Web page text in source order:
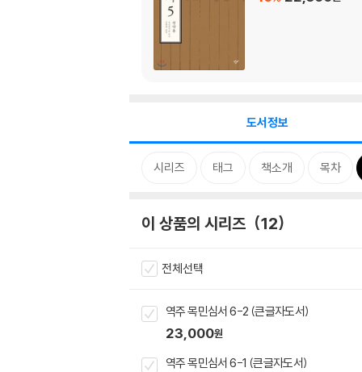
도서정보
시리즈 태그 책소개 목차
이 상품의 시리즈 12
전체선택
역주 목민심서 6-2 (큰글자도서)
23,000원
역주 목민심서 6-1 (큰글자도서)